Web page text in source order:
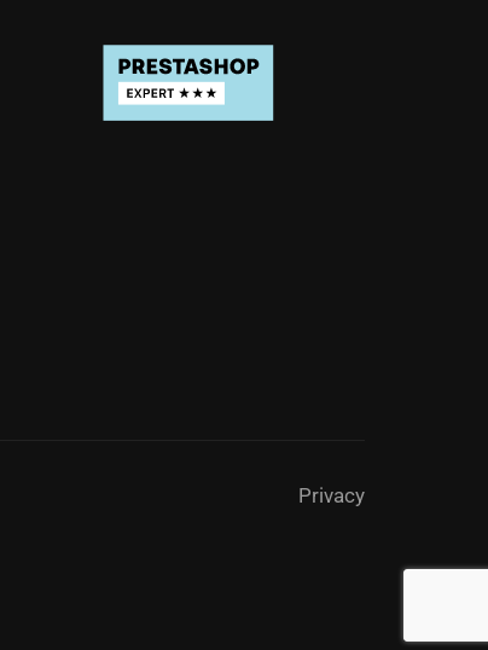
Privacy